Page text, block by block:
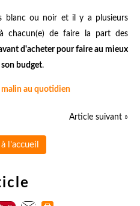
blanc ou noir et il y a plusieurs
chacun(e) de faire la part des
d'acheter pour faire au mieux
budget.
malin au quotidien
Article suivant »
l'accueil